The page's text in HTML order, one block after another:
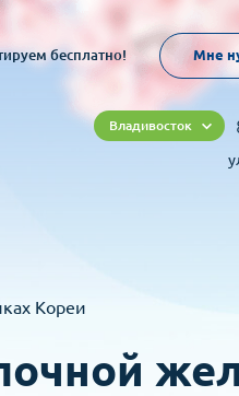
бесплатно! Мне
Владивосток
Кореи